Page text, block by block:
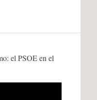
el PSOE en el